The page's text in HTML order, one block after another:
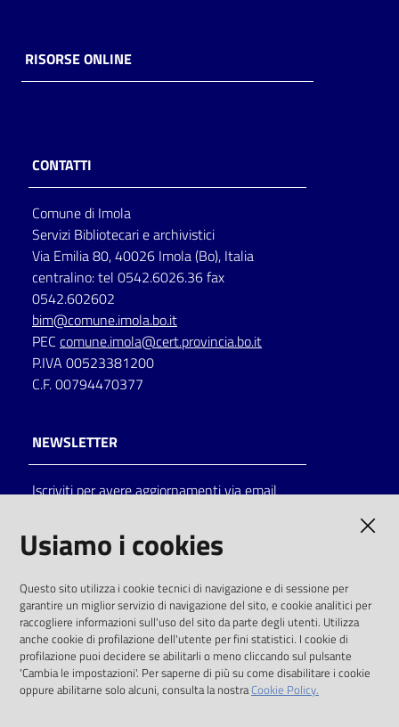
RISORSE ONLINE
CONTATTI
Comune di Imola
Servizi Bibliotecari e archivistici
Via Emilia 80, 40026 Imola (Bo), Italia
centralino: tel 0542.6026.36 fax
0542.602602
bim@comune.imola.bo.it
PEC comune.imola@cert.provincia.bo.it
P.IVA 00523381200
C.F. 00794470377
NEWSLETTER
Iscriviti per avere aggiornamenti via email
solo alle condizioni previste dalla direttiva
comunitaria 2003/98/CE e dal d.lgs. 36/2006
SOCIAL
Instagram
Usiamo i cookies
Questo sito utilizza i cookie tecnici di navigazione e di sessione per
garantire un miglior servizio di navigazione del sito, e cookie analitici per
raccogliere informazioni sull'uso del sito da parte degli utenti. Utilizza
anche cookie di profilazione dell'utente per fini statistici. I cookie di
profilazione puoi decidere se abilitarli o meno cliccando sul pulsante
'Cambia le impostazioni'. Per saperne di più su come disabilitare i cookie
oppure abilitarne solo alcuni, consulta la nostraCookie Policy.